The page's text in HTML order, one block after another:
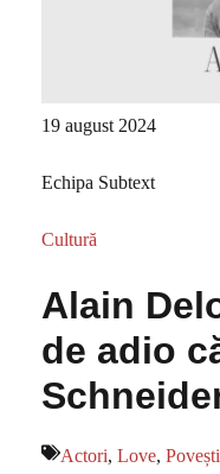
19 august 2024
Echipa Subtext
Cultură
Alain
de adio
Actori, Love,